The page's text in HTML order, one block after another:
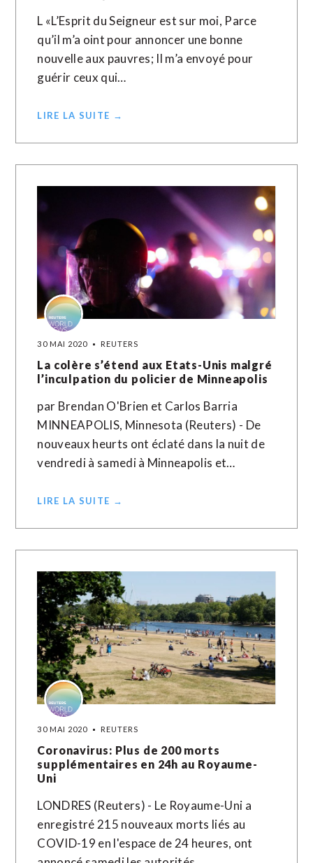
L «L’Esprit du Seigneur est sur moi, Parce
qu’il m’a oint pour annoncer une bonne
nouvelle aux pauvres; Il m’a envoyé pour
guérir ceux qui…
LIRE LA SUITE →
30 MAI 2020 REUTERS
La colère s’étend aux Etats-Unis malgré
l’inculpation du policier de Minneapolis
par Brendan O'Brien et Carlos Barria
MINNEAPOLIS, Minnesota (Reuters) - De
nouveaux heurts ont éclaté dans la nuit de
vendredi à samedi à Minneapolis et…
LIRE LA SUITE →
30 MAI 2020 REUTERS
Coronavirus: Plus de 200 morts
supplémentaires en 24h au Royaume-
Uni
LONDRES (Reuters) - Le Royaume-Uni a
enregistré 215 nouveaux morts liés au
COVID-19 en l'espace de 24 heures, ont